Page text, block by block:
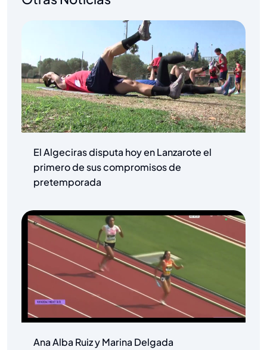
El Algeciras disputa hoy en Lanzarote el
primero de sus compromisos de
pretemporada
Ana Alba Ruiz y Marina Delgada